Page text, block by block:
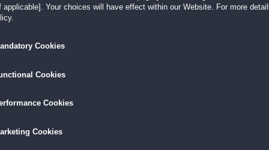
Der zweite Teil derBig Adventure -Serie
GRATIS DOWNLOADEN
applicable]. Your choices will have effect within our Website. For more
Cookies
Cookies
Cookies
Cookies